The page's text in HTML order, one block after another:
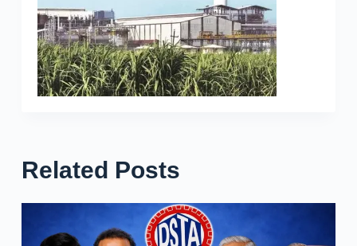
Related Posts